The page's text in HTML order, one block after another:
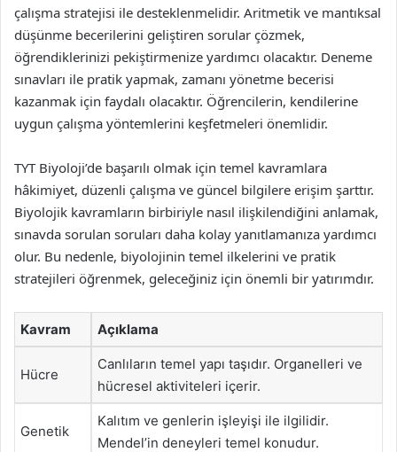
çalışma stratejisi ile desteklenmelidir. Aritmetik ve mantıksal
düşünme becerilerini geliştiren sorular çözmek,
öğrendiklerinizi pekiştirmenize yardımcı olacaktır. Deneme
sınavları ile pratik yapmak, zamanı yönetme becerisi
kazanmak için faydalı olacaktır. Öğrencilerin, kendilerine
uygun çalışma yöntemlerini keşfetmeleri önemlidir.
TYT Biyoloji’de başarılı olmak için temel kavramlara
hâkimiyet, düzenli çalışma ve güncel bilgilere erişim şarttır.
Biyolojik kavramların birbiriyle nasıl ilişkilendiğini anlamak,
sınavda sorulan soruları daha kolay yanıtlamanıza yardımcı
olur. Bu nedenle, biyolojinin temel ilkelerini ve pratik
stratejileri öğrenmek, geleceğiniz için önemli bir yatırımdır.
Kavram Açıklama
Hücre
Canlıların temel yapı taşıdır. Organelleri ve
hücresel aktiviteleri içerir.
Genetik
Kalıtım ve genlerin işleyişi ile ilgilidir.
Mendel’in deneyleri temel konudur.